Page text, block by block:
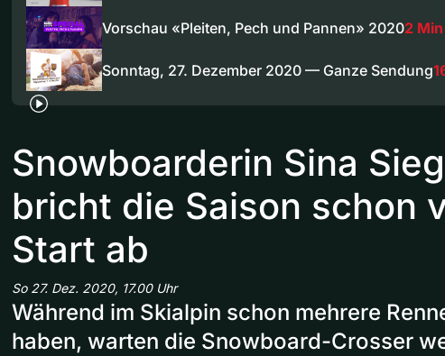
Vorschau «Pleiten, Pech und Pannen» 20202 Min
Sonntag, 27. Dezember 2020 — Ganze Sendung
Snowboarderin Sina
bricht die Saison schon
Start ab
So 27. Dez. 2020, 17.00 Uhr
Während im Skialpin schon mehrere
haben, warten die Snowboard-Crosser